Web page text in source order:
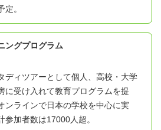
定。
ングプログラム
ディツアーとして個人、高校・大学
に受け入れて教育プログラムを提
ンラインで日本の学校を中心に実
参加者数は17000人超。